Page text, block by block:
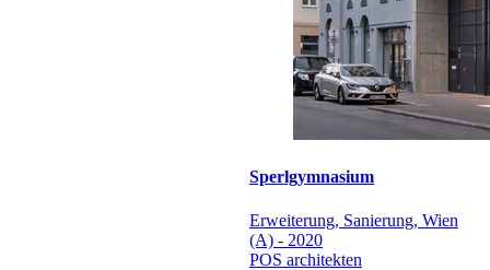
Sperlgymnasium
Erweiterung, Sanierung, Wien
(A) - 2020
POS architekten